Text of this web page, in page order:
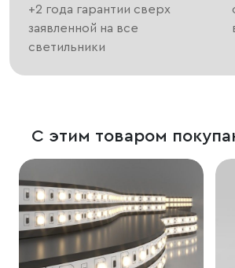
+2 года гарантии сверх
заявленной на все
светильники
С этим товаром